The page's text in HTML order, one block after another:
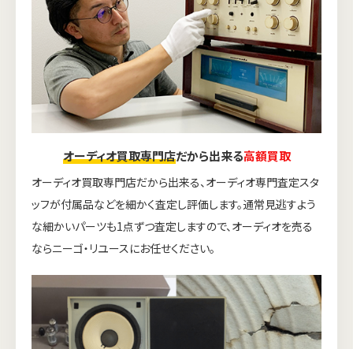
オーディオ買取専門店だから出来る高額買取
オーディオ買取専門店だから出来る、オーディオ専門査定スタ
ッフが付属品などを細かく査定し評価します。通常見逃すよう
な細かいパーツも1点ずつ査定しますので、オーディオを売る
ならニーゴ・リユースにお任せください。